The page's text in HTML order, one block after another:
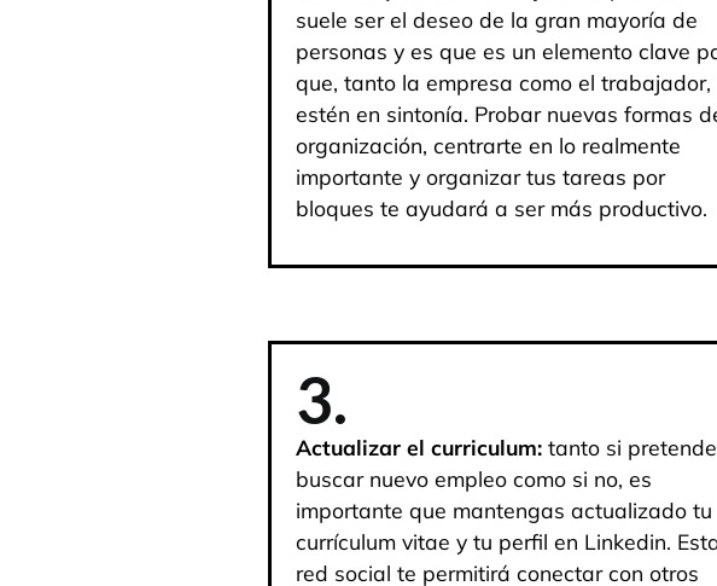
suele ser el deseo de la gran mayoría de
personas y es que es un elemento clave
que, tanto la empresa como el trabajador,
estén en sintonía. Probar nuevas formas
organización, centrarte en lo realmente
importante y organizar tus tareas por
bloques te ayudará a ser más productivo.
3.
Actualizar el curriculum: tanto si
buscar nuevo empleo como si no, es
importante que mantengas actualizado tu
currículum vitae y tu perfil en Linkedin.
red social te permitirá conectar con otros